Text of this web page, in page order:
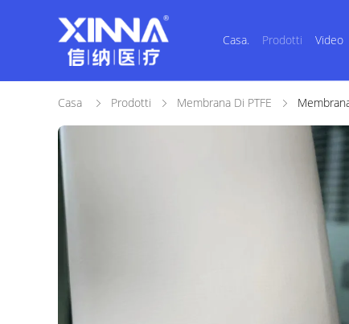
Casa. Prodotti Video
Casa Prodotti Membrana Di PTFE